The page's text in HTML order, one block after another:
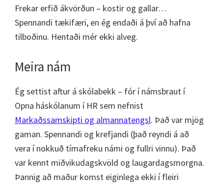
Frekar erfið ákvörðun – kostir og gallar…
Spennandi tækifæri, en ég endaði á því að hafna
tilboðinu. Hentaði mér ekki alveg.
Meira nám
Ég settist aftur á skólabekk – fór í námsbraut í
Opna háskólanum í HR sem nefnist
Markaðssamskipti og almannatengsl. Það var mjög
gaman. Spennandi og krefjandi (það reyndi á að
vera í nokkuð tímafreku námi og fullri vinnu). Það
var kennt miðvikudagskvöld og laugardagsmorgna.
Þannig að maður komst eiginlega ekki í fleiri